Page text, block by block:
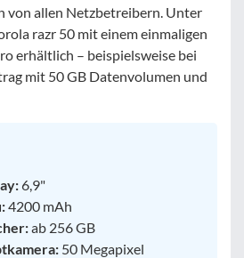
von allen Netzbetreibern. Unter
razr 50 mit einem einmaligen
erhältlich – beispielsweise bei
mit 50 GB Datenvolumen und
6,9"
4200 mAh
ab 256 GB
50 Megapixel